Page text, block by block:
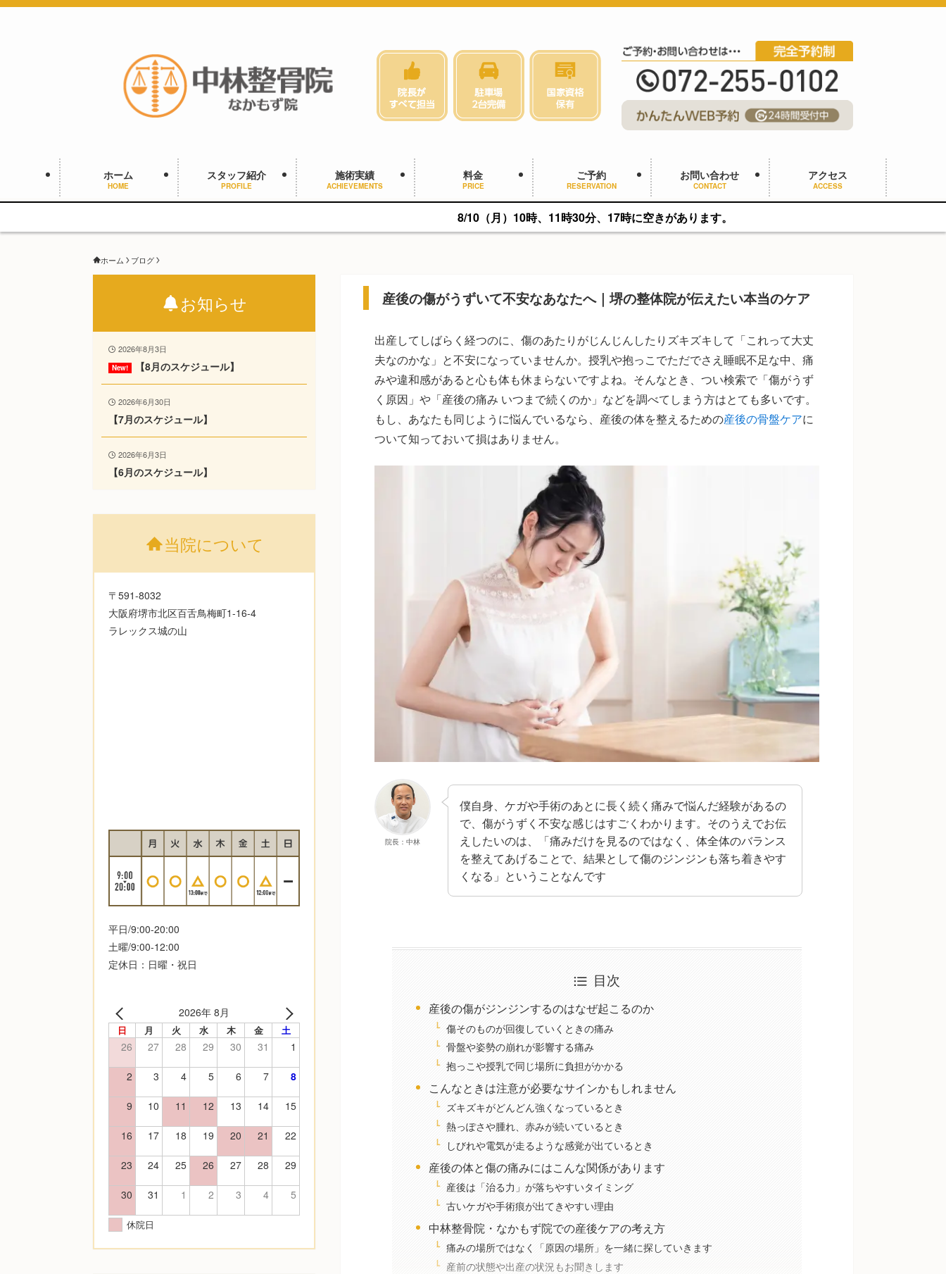
ホーム
HOME
スタッフ紹介
PROFILE
施術実績
ACHIEVEMENTS
料金
PRICE
ご予約
RESERVATION
お問い合わせ
CONTACT
アクセス
ACCESS
8/10（月）10時、11時30分、17時に空きがあります。
ホーム ブログ
産後の傷がうずいて不安なあなたへ｜堺の整体院が伝えたい本当のケア
出産してしばらく経つのに、傷のあたりがじんじんしたりズキズキして「これって大丈
夫なのかな」と不安になっていませんか。授乳や抱っこでただでさえ睡眠不足な中、痛
みや違和感があると心も体も休まらないですよね。そんなとき、つい検索で「傷がうず
く原因」や「産後の痛み いつまで続くのか」などを調べてしまう方はとても多いです。
もし、あなたも同じように悩んでいるなら、産後の体を整えるための産後の骨盤ケアに
ついて知っておいて損はありません。
院長：中林
僕自身、ケガや手術のあとに長く続く痛みで悩んだ経験があるの
で、傷がうずく不安な感じはすごくわかります。そのうえでお伝
えしたいのは、「痛みだけを見るのではなく、体全体のバランス
を整えてあげることで、結果として傷のジンジンも落ち着きやす
くなる」ということなんです
目次
産後の傷がジンジンするのはなぜ起こるのか
傷そのものが回復していくときの痛み
骨盤や姿勢の崩れが影響する痛み
抱っこや授乳で同じ場所に負担がかかる
こんなときは注意が必要なサインかもしれません
ズキズキがどんどん強くなっているとき
熱っぽさや腫れ、赤みが続いているとき
しびれや電気が走るような感覚が出ているとき
産後の体と傷の痛みにはこんな関係があります
産後は「治る力」が落ちやすいタイミング
古いケガや手術痕が出てきやすい理由
中林整骨院・なかもず院での産後ケアの考え方
痛みの場所ではなく「原因の場所」を一緒に探していきます
産前の状態や出産の状況もお聞きします
お知らせ
2026年8月3日
【8月のスケジュール】
2026年6月30日
【7月のスケジュール】
2026年6月3日
【6月のスケジュール】
当院について
〒591-8032
大阪府堺市北区百舌鳥梅町1-16-4
ラレックス城の山
平日/9:00-20:00
土曜/9:00-12:00
定休日：日曜・祝日
2026年 8月
日 月 火 水 木 金 土
26 27 28 29 30 31 1
2 3 4 5 6 7 8
9 10 11 12 13 14 15
16 17 18 19 20 21 22
23 24 25 26 27 28 29
30 31 1 2 3 4 5
休院日